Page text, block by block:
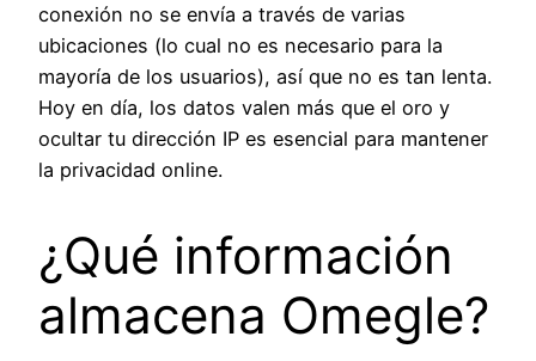
conexión no se envía a través de varias
ubicaciones (lo cual no es necesario para la
mayoría de los usuarios), así que no es tan lenta.
Hoy en día, los datos valen más que el oro y
ocultar tu dirección IP es esencial para mantener
la privacidad online.
¿Qué información
almacena Omegle?